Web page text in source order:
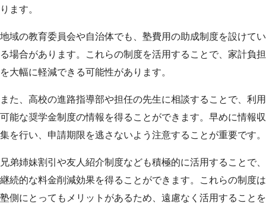
ります。
地域の教育委員会や自治体でも、塾費用の助成制度を設けてい
る場合があります。これらの制度を活用することで、家計負担
を大幅に軽減できる可能性があります。
また、高校の進路指導部や担任の先生に相談することで、利用
可能な奨学金制度の情報を得ることができます。早めに情報収
集を行い、申請期限を逃さないよう注意することが重要です。
兄弟姉妹割引や友人紹介制度なども積極的に活用することで、
継続的な料金削減効果を得ることができます。これらの制度は
塾側にとってもメリットがあるため、遠慮なく活用することを